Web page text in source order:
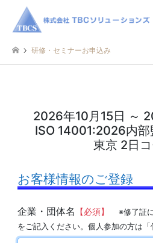
研修・セミナーお申込み
2026年10月15日 ～
ISO 14001:2026内部
東京 2日
お客様情報のご登録
企業・団体名 【必須】
※修了証
をご記入ください。個人参加の方は「